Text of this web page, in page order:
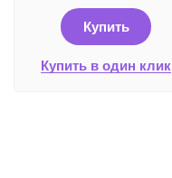
Купить
Купить в один клик